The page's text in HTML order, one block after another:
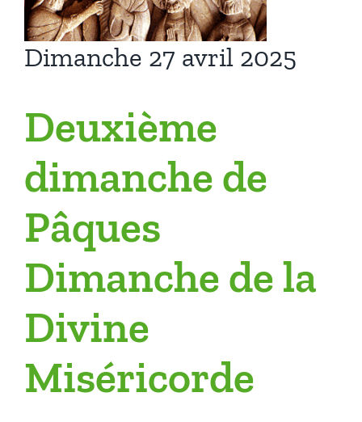
Dimanche 27 avril 2025
Deuxième
dimanche de
Pâques
Dimanche de la
Divine
Miséricorde